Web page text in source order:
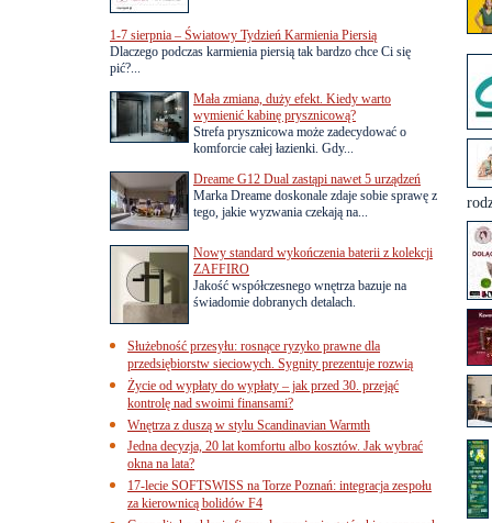
1-7 sierpnia – Światowy Tydzień Karmienia Piersią
Dlaczego podczas karmienia piersią tak bardzo chce Ci się
pić?...
Mała zmiana, duży efekt. Kiedy warto
wymienić kabinę prysznicową?
Strefa prysznicowa może zadecydować o
komforcie całej łazienki. Gdy...
Dreame G12 Dual zastąpi nawet 5 urządzeń
Marka Dreame doskonale zdaje sobie sprawę z
tego, jakie wyzwania czekają na...
Nowy standard wykończenia baterii z kolekcji
ZAFFIRO
Jakość współczesnego wnętrza bazuje na
świadomie dobranych detalach.
Służebność przesyłu: rosnące ryzyko prawne dla
przedsiębiorstw sieciowych. Sygnity prezentuje rozwią
Życie od wypłaty do wypłaty – jak przed 30. przejąć
kontrolę nad swoimi finansami?
Wnętrza z duszą w stylu Scandinavian Warmth
Jedna decyzja, 20 lat komfortu albo kosztów. Jak wybrać
okna na lata?
17-lecie SOFTSWISS na Torze Poznań: integracja zespołu
za kierownicą bolidów F4